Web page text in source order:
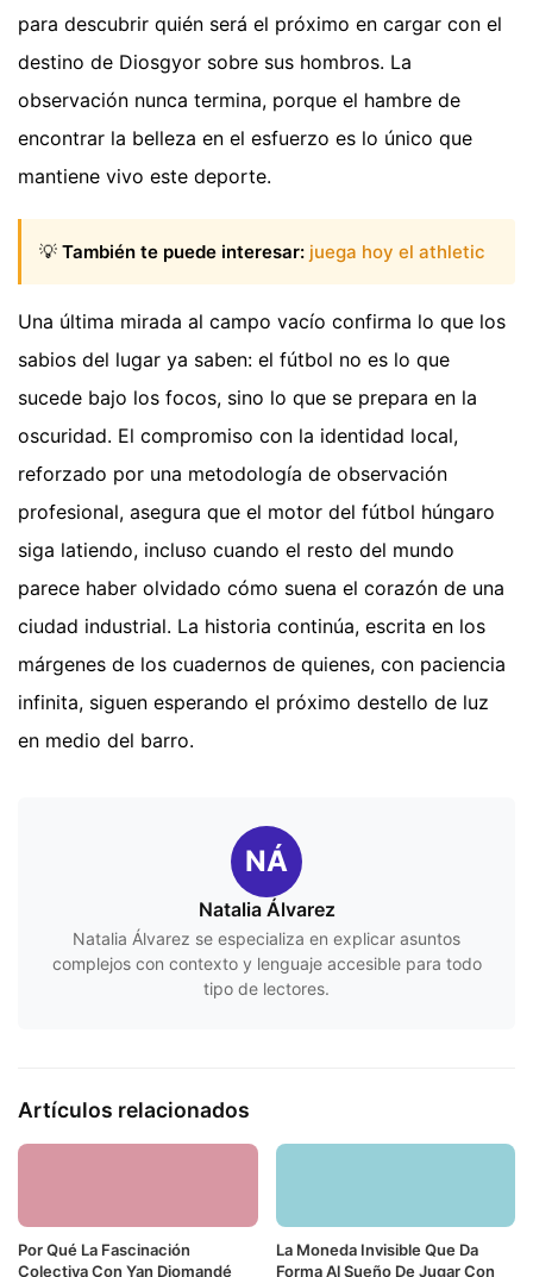
para descubrir quién será el próximo en cargar con el
destino de Diosgyor sobre sus hombros. La
observación nunca termina, porque el hambre de
encontrar la belleza en el esfuerzo es lo único que
mantiene vivo este deporte.
💡 También te puede interesar: juega hoy el athletic
Una última mirada al campo vacío confirma lo que los
sabios del lugar ya saben: el fútbol no es lo que
sucede bajo los focos, sino lo que se prepara en la
oscuridad. El compromiso con la identidad local,
reforzado por una metodología de observación
profesional, asegura que el motor del fútbol húngaro
siga latiendo, incluso cuando el resto del mundo
parece haber olvidado cómo suena el corazón de una
ciudad industrial. La historia continúa, escrita en los
márgenes de los cuadernos de quienes, con paciencia
infinita, siguen esperando el próximo destello de luz
en medio del barro.
NÁ
Natalia Álvarez
Natalia Álvarez se especializa en explicar asuntos
complejos con contexto y lenguaje accesible para todo
tipo de lectores.
Artículos relacionados
Por Qué La Fascinación
Colectiva Con Yan Diomandé
La Moneda Invisible Que Da
Forma Al Sueño De Jugar Con